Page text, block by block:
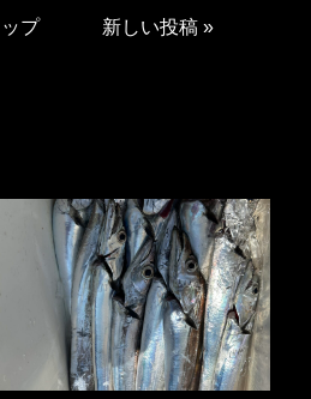
プ 新しい投稿»